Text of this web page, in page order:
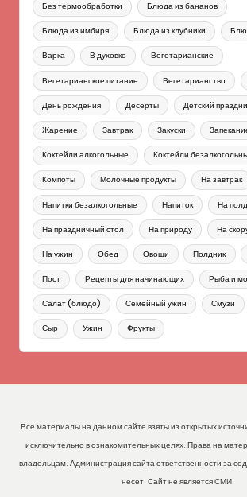
Без термообработки Блюда из бананов
Блюда из имбиря Блюда из клубники
Варка В духовке Вегетарианские
Вегетарианское питание Вегетарианство
День рождения Десерты Детский
Жарение Завтрак Закуски
Коктейли алкогольные Коктейли
Компоты Молочные продукты На завтрак
Напитки безалкогольные Напиток На
На праздничный стол На природу На
На ужин Обед Овощи Полдник
Пост Рецепты для начинающих Рыба и
Салат (блюдо) Семейный ужин Смузи
Сыр Ужин Фрукты
Все материалы на данном сайте взяты из открытых
исключительно в ознакомительных целях. Права на
владельцам. Администрация сайта ответственности за
несет. Сайт не является СМИ!